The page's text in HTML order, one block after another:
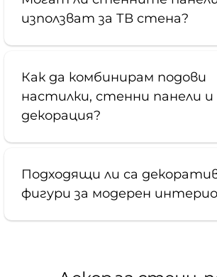
използват за ТВ стена?
Как да комбинирам подови
настилки, стенни панели и
декорация?
Подходящи ли са
фигури за модерен